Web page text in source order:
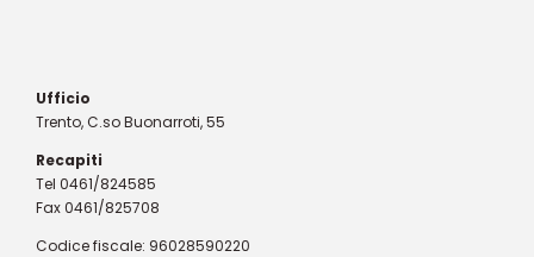
Ufficio
Trento, C.so Buonarroti, 55
Recapiti
Tel 0461/824585
Fax 0461/825708
Codice fiscale: 96028590220